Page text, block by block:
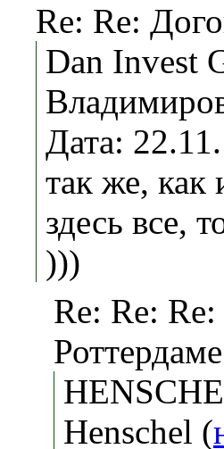
Re: Re:
Dan Invest
Дата:
так же, как
здесь все,
)))
Re: Re:
Роттердаме
Henschel (